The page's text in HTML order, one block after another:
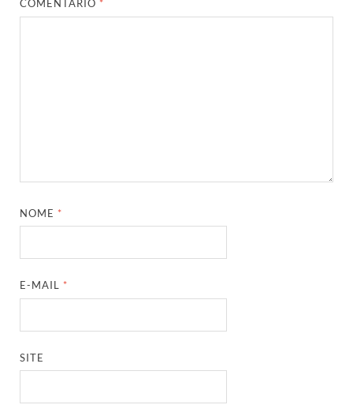
COMENTÁRIO *
NOME *
E-MAIL *
SITE